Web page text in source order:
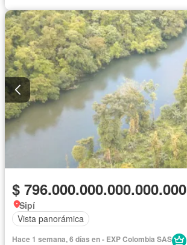
$ 796.000.000.000.000.000
Sipí
Vista panorámica
Hace 1 semana, 6 días en - EXP Colombia SAS